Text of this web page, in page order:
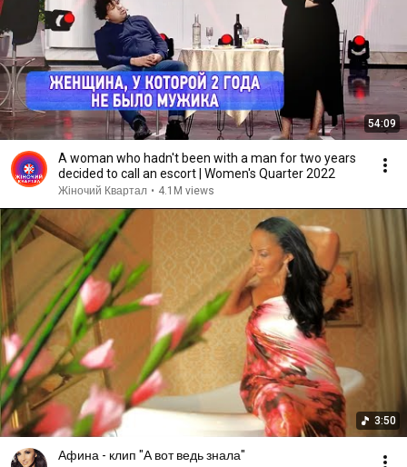
54:09
A woman who hadn't been with a man for two years
decided to call an escort | Women's Quarter 2022
Жіночий Квартал • 4.1M views
3:50
Афина - клип "А вот ведь знала"